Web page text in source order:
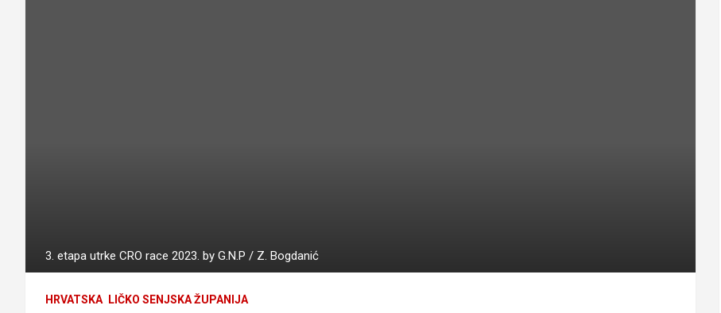
3. etapa utrke CRO race 2023. by G.N.P / Z. Bogdanić
HRVATSKA LIČKO SENJSKA ŽUPANIJA